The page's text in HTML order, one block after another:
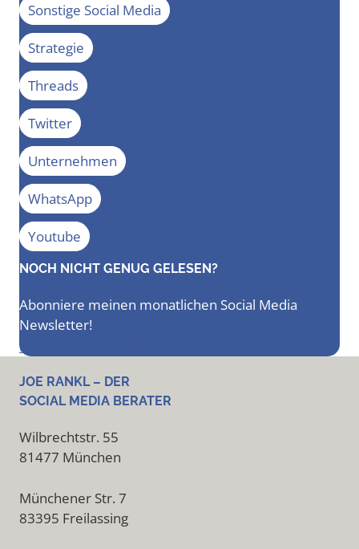
Sonstige Social Media
Strategie
Threads
Twitter
Unternehmen
WhatsApp
Youtube
NOCH NICHT GENUG GELESEN?
Abonniere meinen monatlichen Social Media
Newsletter!
Newsletter bestellen
JOE RANKL – DER
SOCIAL MEDIA BERATER
Wilbrechtstr. 55
81477 München
Münchener Str. 7
83395 Freilassing